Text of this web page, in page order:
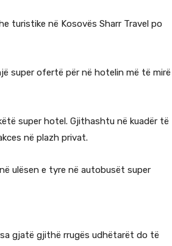
turistike në Kosovës Sharr Travel po
super ofertë për në hotelin më të mirë
super hotel. Gjithashtu në kuadër të
në plazh privat.
ulësen e tyre në autobusët super
gjatë gjithë rrugës udhëtarët do të